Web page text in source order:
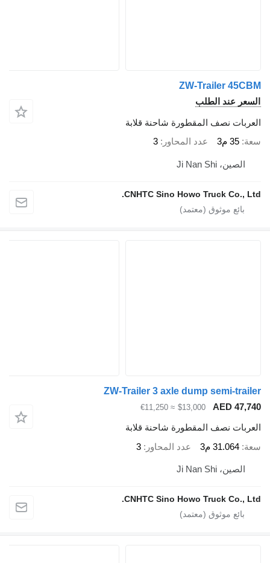
ZW-Trailer
عند الطلب
نصف المقطورة شاحنة قلابة
35 م3 عدد المحاور 3
الصين، Ji Nan Shi
CNHTC Sino Howo Truck Co.,
ZW-Trailer 3 axle dump semi-
AED
$13,000
≈ €11,250
نصف المقطورة شاحنة قلابة
31.064 م3 عدد المحاور 3
الصين، Ji Nan Shi
CNHTC Sino Howo Truck Co.,